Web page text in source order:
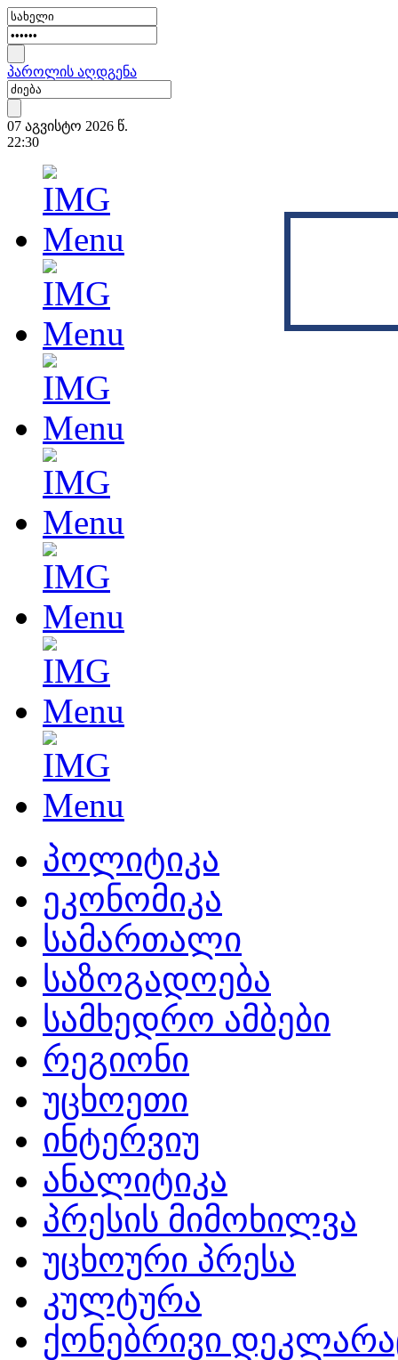
პაროლის აღდგენა
07 აგვისტო 2026 წ.
22:30
პოლიტიკა
ეკონომიკა
სამართალი
საზოგადოება
სამხედრო ამბები
რეგიონი
უცხოეთი
ინტერვიუ
ანალიტიკა
პრესის მიმოხილვა
უცხოური პრესა
კულტურა
ქონებრივი